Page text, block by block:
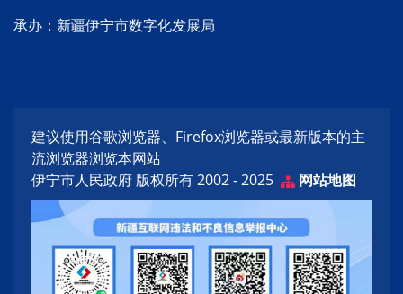
承办：新疆伊宁市数字化发展局
建议使用谷歌浏览器、Firefox浏览器或最新版本的主
流浏览器浏览本网站
伊宁市人民政府 版权所有 2002 - 2025
网站地图